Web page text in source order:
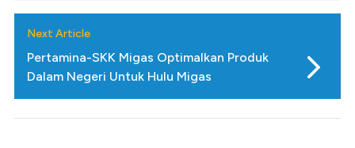
Next Article
Pertamina-SKK Migas Optimalkan Produk
Dalam Negeri Untuk Hulu Migas